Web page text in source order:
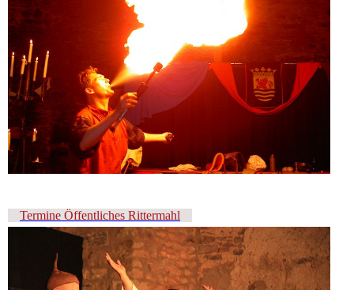
Termine Öffentliches Rittermahl